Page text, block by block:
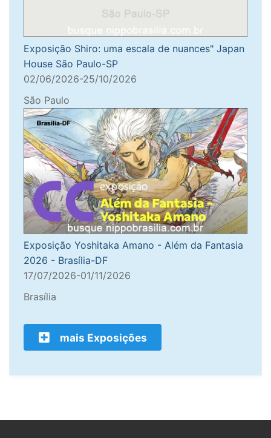
Exposição Shiro: uma escala de nuances" Japan
House São Paulo-SP
02/06/2026-25/10/2026
São Paulo
Exposição Yoshitaka Amano - Além da Fantasia
2026 - Brasília-DF
17/07/2026-01/11/2026
Brasília
mais Exposições